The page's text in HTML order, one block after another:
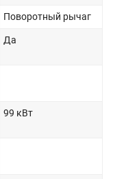
Поворотный рычаг
Да
99 кВт